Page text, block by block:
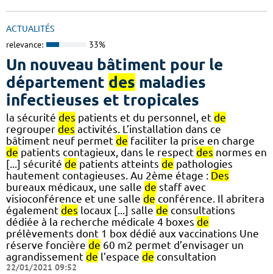
ACTUALITÉS
relevance: 33%
Un nouveau bâtiment pour le
département des maladies
infectieuses et tropicales
la sécurité des patients et du personnel, et de
regrouper des activités. L’installation dans ce
bâtiment neuf permet de faciliter la prise en charge
de patients contagieux, dans le respect des normes en
[...] sécurité de patients atteints de pathologies
hautement contagieuses. Au 2ème étage : Des
bureaux médicaux, une salle de staff avec
visioconférence et une salle de conférence. Il abritera
également des locaux [...] salle de consultations
dédiée à la recherche médicale 4 boxes de
prélèvements dont 1 box dédié aux vaccinations Une
réserve foncière de 60 m2 permet d’envisager un
agrandissement de l’espace de consultation
22/01/2021 09:52